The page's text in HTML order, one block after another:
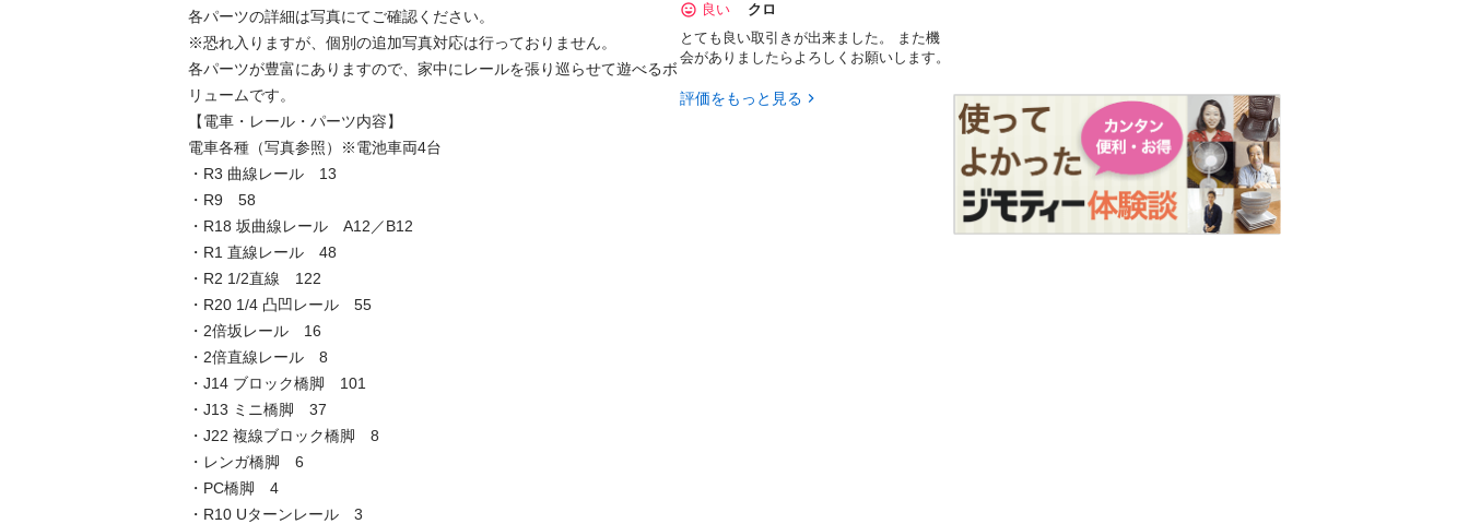
各パーツの詳細は写真にてご確認ください。
※恐れ入りますが、個別の追加写真対応は行っておりません。
各パーツが豊富にありますので、家中にレールを張り巡らせて遊べるボ
リュームです。
【電車・レール・パーツ内容】
電車各種（写真参照）※電池車両4台
・R3 曲線レール　13
・R9　58
・R18 坂曲線レール　A12／B12
・R1 直線レール　48
・R2 1/2直線　122
・R20 1/4 凸凹レール　55
・2倍坂レール　16
・2倍直線レール　8
・J14 ブロック橋脚　101
・J13 ミニ橋脚　37
・J22 複線ブロック橋脚　8
・レンガ橋脚　6
・PC橋脚　4
・R10 Uターンレール　3
良い
クロ
とても良い取引きが出来ました。 また機
会がありましたらよろしくお願いします。
評価をもっと見る